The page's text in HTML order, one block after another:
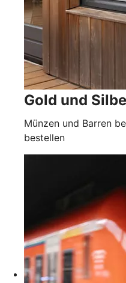
Gold und
Münzen und Barren
bestellen